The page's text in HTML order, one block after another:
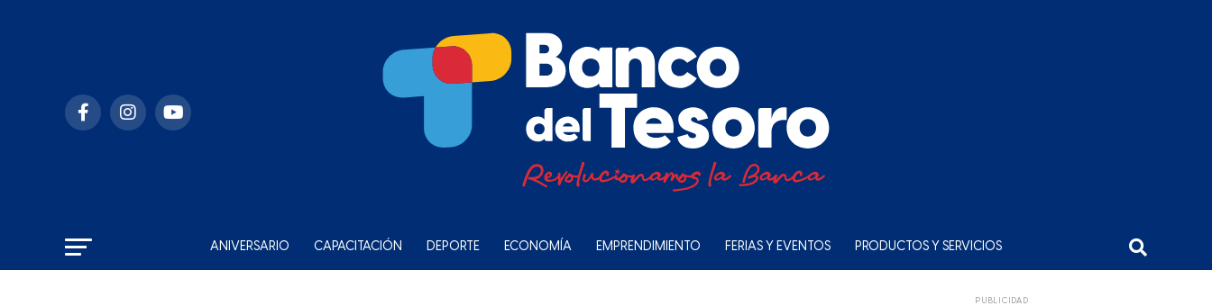
ANIVERSARIO CAPACITACIÓN DEPORTE ECONOMÍA EMPRENDIMIENTO FERIAS Y EVENTOS PRODUCTOS Y SERVICIOS
PUBLICIDAD